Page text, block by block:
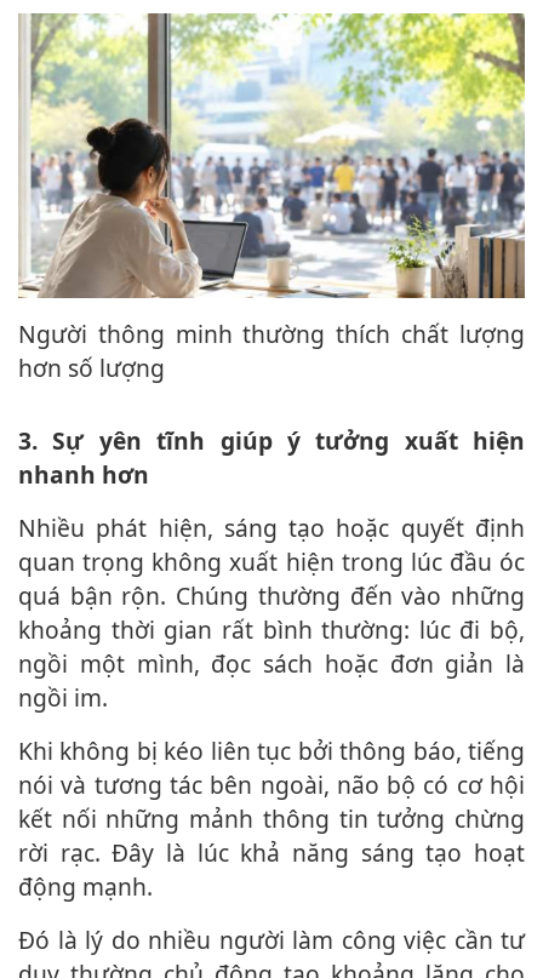
Người thông minh thường thích chất lượng
hơn số lượng
3. Sự yên tĩnh giúp ý tưởng xuất hiện
nhanh hơn
Nhiều phát hiện, sáng tạo hoặc quyết định
quan trọng không xuất hiện trong lúc đầu óc
quá bận rộn. Chúng thường đến vào những
khoảng thời gian rất bình thường: lúc đi bộ,
ngồi một mình, đọc sách hoặc đơn giản là
ngồi im.
Khi không bị kéo liên tục bởi thông báo, tiếng
nói và tương tác bên ngoài, não bộ có cơ hội
kết nối những mảnh thông tin tưởng chừng
rời rạc. Đây là lúc khả năng sáng tạo hoạt
động mạnh.
Đó là lý do nhiều người làm công việc cần tư